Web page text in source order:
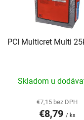
PCI Multicret Multi
produktu
je
Skladom u
€7,15 bez DPH
€8,79 / ks